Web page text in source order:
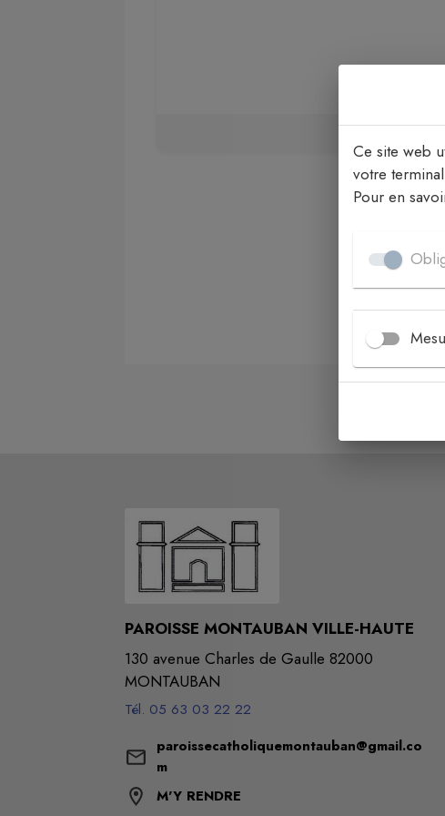
PAROISSE MONTAUBAN VILLE-HAUTE
130 avenue Charles de Gaulle 82000
MONTAUBAN
Tél. 05 63 03 22 22
paroissecatholiquemontauban@gmail.co
m
M'Y RENDRE
Ce site web
votre
Pour en